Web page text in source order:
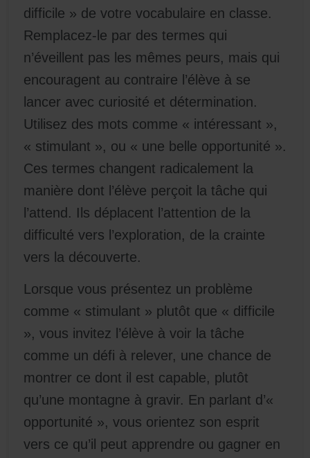
difficile » de votre vocabulaire en classe.
Remplacez-le par des termes qui
n’éveillent pas les mêmes peurs, mais qui
encouragent au contraire l’élève à se
lancer avec curiosité et détermination.
Utilisez des mots comme « intéressant »,
« stimulant », ou « une belle opportunité ».
Ces termes changent radicalement la
manière dont l’élève perçoit la tâche qui
l’attend. Ils déplacent l’attention de la
difficulté vers l’exploration, de la crainte
vers la découverte.
Lorsque vous présentez un problème
comme « stimulant » plutôt que « difficile
», vous invitez l’élève à voir la tâche
comme un défi à relever, une chance de
montrer ce dont il est capable, plutôt
qu’une montagne à gravir. En parlant d’«
opportunité », vous orientez son esprit
vers ce qu’il peut apprendre ou gagner en